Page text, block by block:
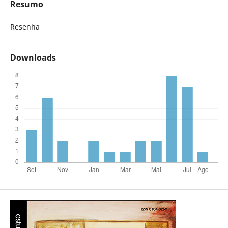
Resumo
Resenha
Downloads